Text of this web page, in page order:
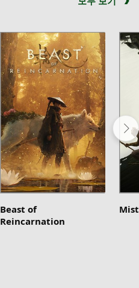
Beast of
Reincarnation